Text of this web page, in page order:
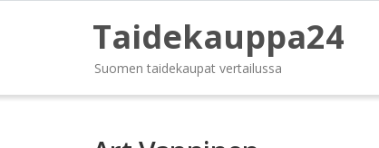
Taidekauppa24
Suomen taidekaupat vertailussa